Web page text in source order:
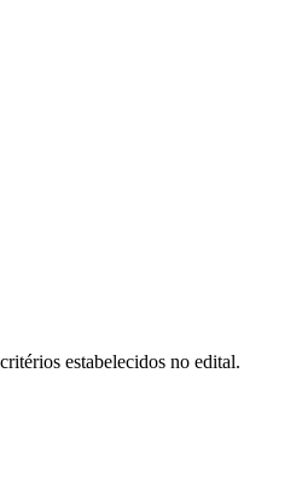
estabelecidos no edital.